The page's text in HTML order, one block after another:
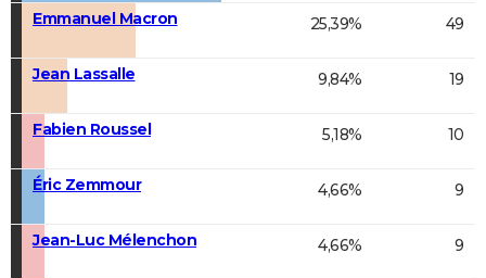
Emmanuel Macron 25,39% 49
Jean Lassalle 9,84% 19
Fabien Roussel 5,18% 10
Éric Zemmour 4,66% 9
Jean-Luc Mélenchon 4,66% 9